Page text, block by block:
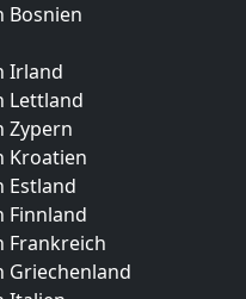
Bosnien
Irland
Lettland
Zypern
Kroatien
Estland
Finnland
Frankreich
Griechenland